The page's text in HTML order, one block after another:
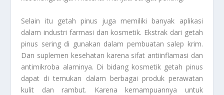
Selain itu getah pinus juga memiliki banyak aplikasi
dalam industri farmasi dan kosmetik. Ekstrak dari getah
pinus sering di gunakan dalam pembuatan salep krim.
Dan suplemen kesehatan karena sifat antiinflamasi dan
antimikroba alaminya. Di bidang kosmetik getah pinus
dapat di temukan dalam berbagai produk perawatan
kulit dan rambut. Karena kemampuannya untuk